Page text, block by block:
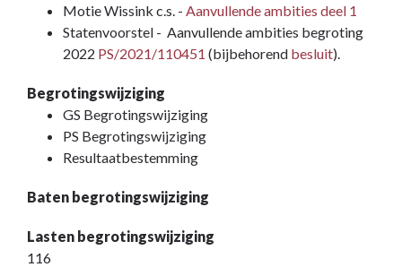
Motie Wissink c.s. - Aanvullende ambities deel 1
Statenvoorstel - Aanvullende ambities begroting
2022 PS/2021/110451 (bijbehorend besluit).
Begrotingswijziging
GS Begrotingswijziging
PS Begrotingswijziging
Resultaatbestemming
Baten begrotingswijziging
Lasten begrotingswijziging
116